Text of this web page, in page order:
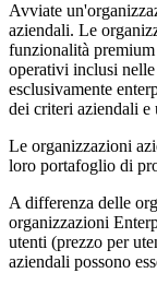
Avviate
aziendali. Le
funzionalità
operativi inclusi nelle
esclusivamente
dei criteri aziendali e
Le organizzazioni
loro portafoglio di
A differenza delle
organizzazioni
utenti (prezzo per
aziendali possono